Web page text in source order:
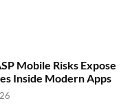
Mobile Risks Expose
Inside Modern Apps